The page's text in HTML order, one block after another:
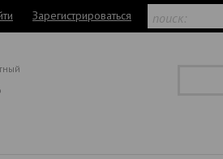
Зарегистрироваться